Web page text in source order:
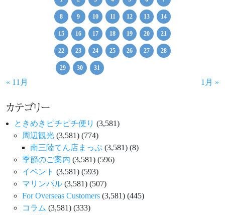
8 9 10 11 12 13 14
15 16 17 18 19 20 21
22 23 24 25 26 27 28
29 30 31
« 11月 1月 »
カテゴリー
ときめきピチピチ便り (3,581)
周辺観光 (3,581) (774)
南三陸てん店まっぷ (3,581) (8)
季節のご案内 (3,581) (596)
イベント (3,581) (593)
マリンパル (3,581) (507)
For Overseas Customers (3,581) (445)
コラム (3,581) (333)